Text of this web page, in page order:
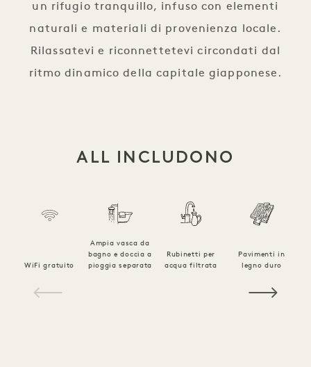
un rifugio tranquillo, infuso con elementi
naturali e materiali di provenienza locale.
Rilassatevi e riconnettetevi circondati dal
ritmo dinamico della capitale giapponese.
ALL INCLUDONO
WiFi gratuito
Ampia vasca da
bagno e doccia a
pioggia separata
Rubinetti per
acqua filtrata
Pavimenti in
legno duro